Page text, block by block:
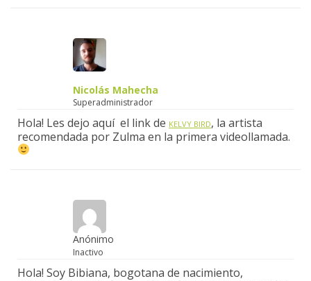
Nicolás Mahecha
Superadministrador
Hola! Les dejo aquí el link de KELVY BIRD, la artista
recomendada por Zulma en la primera videollamada.
Anónimo
Inactivo
Hola! Soy Bibiana, bogotana de nacimiento,